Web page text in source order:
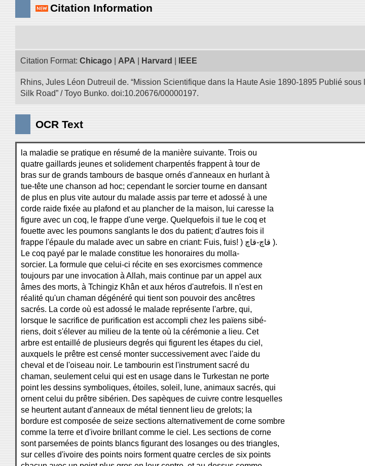
Citation Information
Citation Format: Chicago APA Harvard IEEE
Rhins, Jules Léon Dutreuil de. “Mission Scientifique dans la Haute Asie 1890-1895 Publié
Silk Road” / Toyo Bunko. doi:10.20676/00000197.
OCR Text
la maladie se pratique en résumé de la manière suivante. Trois ou
quatre gaillards jeunes et solidement charpentés frappent à tour de
bras sur de grands tambours de basque ornés d'anneaux en hurlant à
tue-tête une chanson ad hoc; cependant le sorcier tourne en dansant
de plus en plus vite autour du malade assis par terre et adossé à une
corde raide fixée au plafond et au plancher de la maison, lui caresse la
figure avec un coq, le frappe d'une verge. Quelquefois il tue le coq et
fouette avec les poumons sanglants le dos du patient; d'autres fois il
frappe l'épaule du malade avec un sabre en criant: Fuis, fuis! ) قاچ-قاچ ).
Le coq payé par le malade constitue les honoraires du molla-
sorcier. La formule que celui-ci récite en ses exorcismes commence
toujours par une invocation à Allah, mais continue par un appel aux
âmes des morts, à Tchingiz Khân et aux héros d'autrefois. Il n'est en
réalité qu'un chaman dégénéré qui tient son pouvoir des ancêtres
sacrés. La corde où est adossé le malade représente l'arbre, qui,
lorsque le sacrifice de purification est accompli chez les païens sibé-
riens, doit s'élever au milieu de la tente où la cérémonie a lieu. Cet
arbre est entaillé de plusieurs degrés qui figurent les étapes du ciel,
auxquels le prêtre est censé monter successivement avec l'aide du
cheval et de l'oiseau noir. Le tambourin est l'instrument sacré du
chaman, seulement celui qui est en usage dans le Turkestan ne porte
point les dessins symboliques, étoiles, soleil, lune, animaux sacrés, qui
ornent celui du prêtre sibérien. Des sapèques de cuivre contre lesquelles
se heurtent autant d'anneaux de métal tiennent lieu de grelots; la
bordure est composée de seize sections alternativement de corne sombre
comme la terre et d'ivoire brillant comme le ciel. Les sections de corne
sont parsemées de points blancs figurant des losanges ou des triangles,
sur celles d'ivoire des points noirs forment quatre cercles de six points